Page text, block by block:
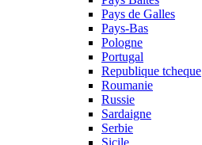
Pays de Galles
Pays-Bas
Pologne
Portugal
Republique tcheque
Roumanie
Russie
Sardaigne
Serbie
Sicile